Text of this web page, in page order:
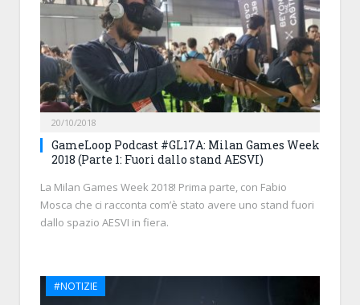
20/10/2018
GameLoop Podcast #GL17A: Milan Games Week
2018 (Parte 1: Fuori dallo stand AESVI)
La Milan Games Week 2018! Prima parte, con Fabio
Mosca che ci racconta com’è stato avere uno stand fuori
dallo spazio AESVI in fiera.
#NOTIZIE